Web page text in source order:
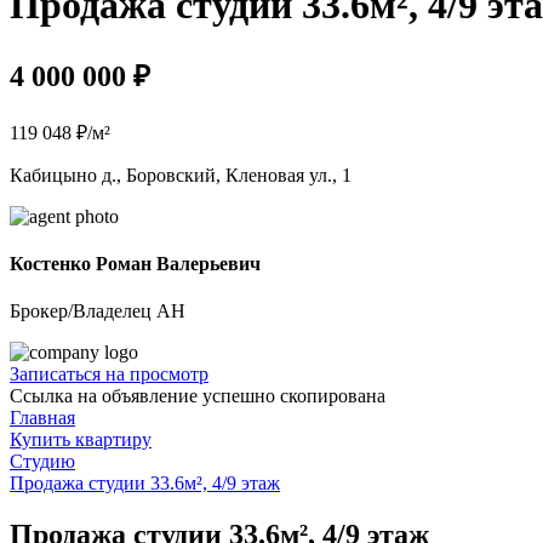
4 000 000 ₽
119 048 ₽/м²
Кабицыно д., Боровский, Кленовая ул., 1
Костенко Роман Валерьевич
Брокер/Владелец АН
Записаться на просмотр
Ссылка на объявление успешно скопирована
Главная
Купить квартиру
Студию
Продажа студии 33.6м², 4/9 этаж
Продажа студии 33.6м², 4/9 этаж